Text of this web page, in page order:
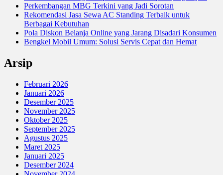
Perkembangan MBG Terkini yang Jadi Sorotan
Rekomendasi Jasa Sewa AC Standing Terbaik untuk
Berbagai Kebutuhan
Pola Diskon Belanja Online yang Jarang Disadari Konsumen
Bengkel Mobil Umum: Solusi Servis Cepat dan Hemat
Arsip
Februari 2026
Januari 2026
Desember 2025
November 2025
Oktober 2025
September 2025
Agustus 2025
Maret 2025
Januari 2025
Desember 2024